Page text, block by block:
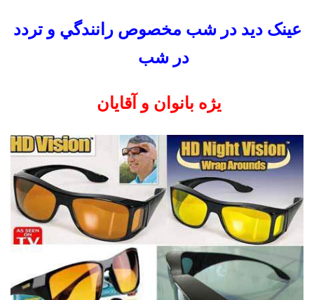
عينکدید در شب مخصوص رانندگي و تردد
در شب
یژه بانوان و آقایان